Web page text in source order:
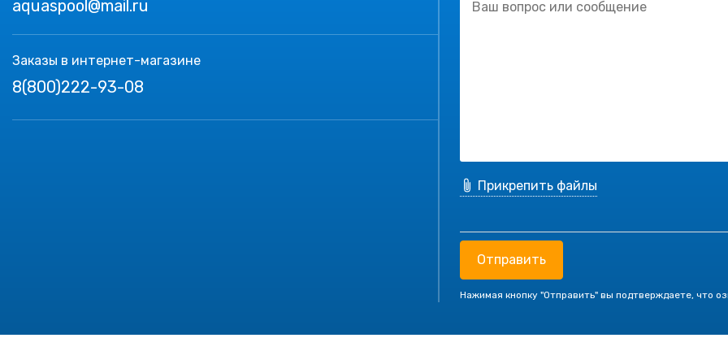
aquaspool@mail.ru
Заказы в интернет-магазине
8(800)222-93-08
Прикрепить файлы
Отправить
Нажимая кнопку "Отправить" вы подтверждаете, что